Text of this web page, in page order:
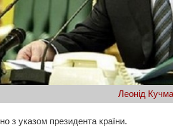
Леонід Кучма
з указом президента країни.